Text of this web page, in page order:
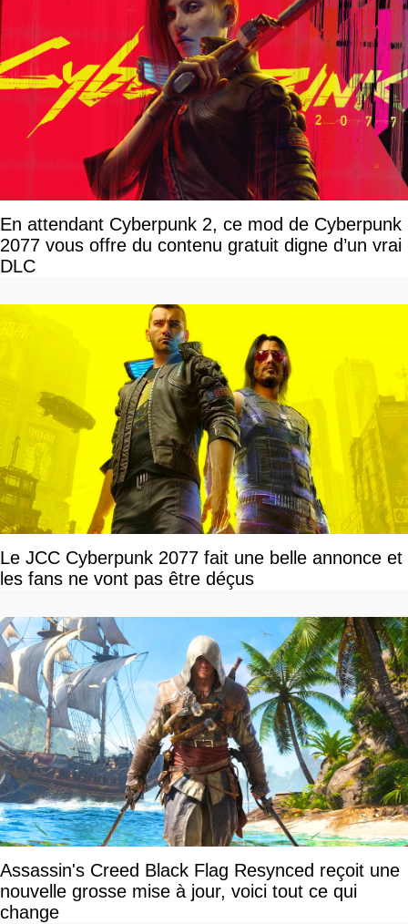
En attendant Cyberpunk 2, ce mod de Cyberpunk
2077 vous offre du contenu gratuit digne d’un vrai
DLC
Le JCC Cyberpunk 2077 fait une belle annonce et
les fans ne vont pas être déçus
Assassin's Creed Black Flag Resynced reçoit une
nouvelle grosse mise à jour, voici tout ce qui
change